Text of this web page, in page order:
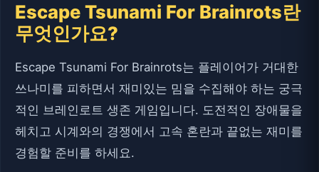
Escape Tsunami For Brainrots란
무엇인가요?
Escape Tsunami For Brainrots는 플레이어가 거대한
쓰나미를 피하면서 재미있는 밈을 수집해야 하는 궁극
적인 브레인로트 생존 게임입니다. 도전적인 장애물을
헤치고 시계와의 경쟁에서 고속 혼란과 끝없는 재미를
경험할 준비를 하세요.